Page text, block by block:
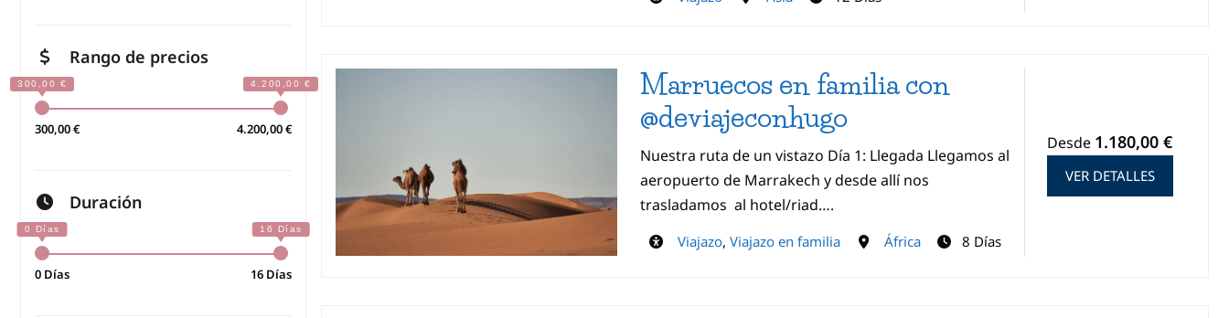
Rango de precios
300,00 € 4.200,00 €
Duración
0 Días 16 Días
Marruecos en familia con
@deviajeconhugo
Nuestra ruta de un vistazo Día 1: Llegada Llegamos al
aeropuerto de Marrakech y desde allí nos
trasladamos al hotel/riad….
Viajazo, Viajazo en familia África 8 Días
Desde 1.180,00 €
VER DETALLES